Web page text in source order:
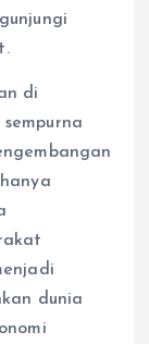
di
dunia